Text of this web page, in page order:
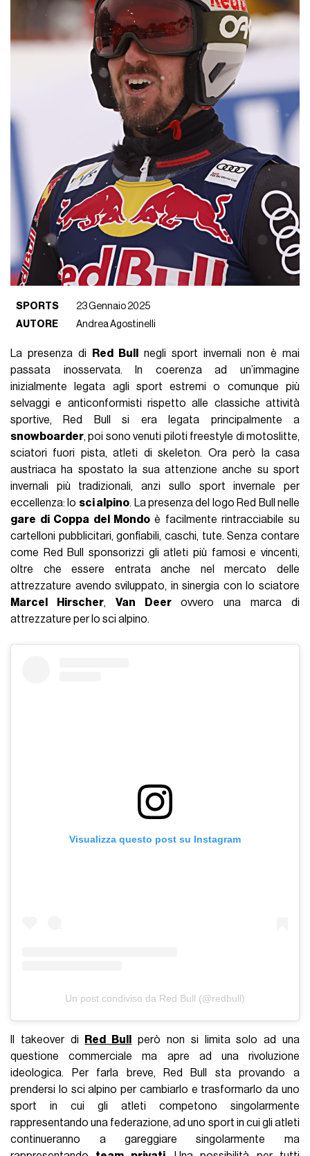
SPORTS
23 Gennaio 2025
AUTORE
Andrea Agostinelli
La presenza di Red Bull
negli sport invernali non è mai
passata inosservata. In coerenza ad un’immagine
inizialmente legata agli sport estremi o comunque più
selvaggi e anticonformisti rispetto alle classiche attività
sportive, Red Bull si era legata principalmente a
snowboarder, poi sono venuti piloti freestyle di motoslitte,
sciatori fuori pista, atleti di skeleton. Ora però la casa
austriaca ha spostato la sua attenzione anche su sport
invernali più tradizionali, anzi sullo sport invernale per
eccellenza: lo sci alpino. La presenza del logo Red Bull nelle
gare di Coppa del Mondo è facilmente rintracciabile su
cartelloni pubblicitari, gonfiabili, caschi, tute. Senza contare
come Red Bull sponsorizzi gli atleti più famosi e vincenti,
oltre che essere entrata anche nel mercato delle
attrezzature avendo sviluppato, in sinergia con lo sciatore
Marcel Hirscher, Van Deerovvero una marca di
attrezzature per lo sci alpino.
Visualizza questo post su Instagram
Un post condiviso da Red Bull (@redbull)
Il takeover di Red Bull
però non si limita solo ad una
questione commerciale ma apre ad una rivoluzione
ideologica. Per farla breve, Red Bull sta provando a
prendersi lo sci alpino per cambiarlo e trasformarlo da uno
sport in cui gli atleti competono singolarmente
rappresentando una federazione, ad uno sport in cui gli atleti
continueranno a gareggiare singolarmente ma